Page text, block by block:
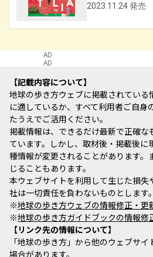
2023.11.24 発売
AD
AD
記載内容について
地球の歩き方ウェブに掲載されている
に適しているか、すべて利用者ご自身
たうえでご活用ください。
掲載情報は、できるだけ最新で正確な
ています。しかし、取材後・掲載後
種情報が変更されることがあります。
じることもあります。
本ウェブサイトを利用して生じた損失
社は一切責任を負わないものとします。
※地球の歩き方ウェブの情報修正・更
※地球の歩き方ガイドブックの情報修
リンク先の情報について
「地球の歩き方」から他のウェブサ
場合があります。